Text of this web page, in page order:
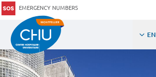
EMERGENCY NUMBERS
EN